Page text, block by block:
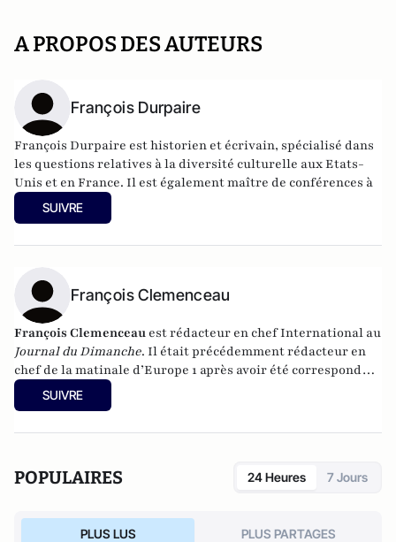
A PROPOS DES AUTEURS
François Durpaire
François Durpaire est historien et écrivain, spécialisé dans
les questions relatives à la diversité culturelle aux Etats-
Unis et en France. Il est également maître de conférences à
l'université de Cergy-Pontoise.
Il est président du mouvement pluricitoyen :
Rey, 2012) et deLes Etats-Unis pour les nuls
Thomas Snégaroff (First, 2012)
SUIVRE
François Clemenceau
François Clemenceau est rédacteur en chef International au
Journal du Dimanche. Il était précédemment rédacteur en
chef de la matinale d’Europe 1 après avoir été correspondant
de la radio à Washington pendant sept ans. Son blog
2008sur la campagne présidentielle américaine a reçu la
édition augmentée(éditions Du Rocher).
SUIVRE
POPULAIRES 24 Heures 7 Jours
PLUS LUS PLUS PARTAGES